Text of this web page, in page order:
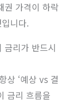
권 가격이 하락
니다.
금리가 반드시
상 ‘예상 vs 결
금리 흐름을